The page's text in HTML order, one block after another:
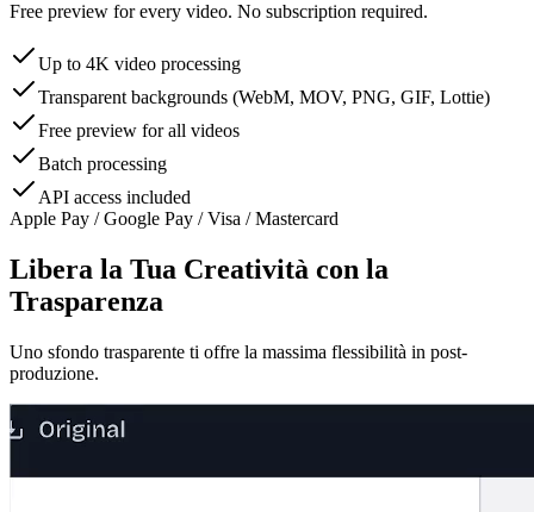
Free preview for every video. No subscription required.
Up to 4K video processing
Transparent backgrounds (WebM, MOV, PNG, GIF, Lottie)
Free preview for all videos
Batch processing
API access included
Apple Pay / Google Pay / Visa / Mastercard
Libera la Tua Creatività con la
Trasparenza
Uno sfondo trasparente ti offre la massima flessibilità in post-
produzione.